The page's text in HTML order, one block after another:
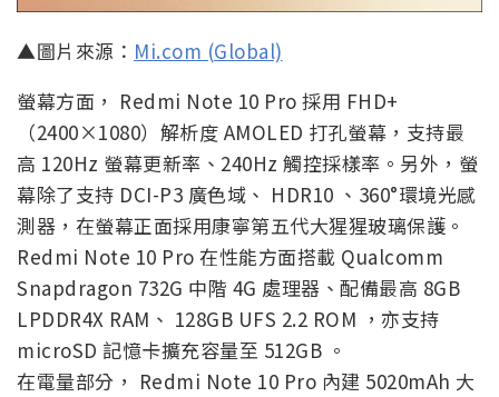
▲圖片來源： Mi.com (Global)
螢幕方面， Redmi Note 10 Pro 採用 FHD+
（2400×1080）解析度 AMOLED 打孔螢幕，支持最
高 120Hz 螢幕更新率、240Hz 觸控採樣率。另外，螢
幕除了支持 DCI-P3 廣色域、 HDR10 、360°環境光感
測器，在螢幕正面採用康寧第五代大猩猩玻璃保護。
Redmi Note 10 Pro 在性能方面搭載 Qualcomm
Snapdragon 732G 中階 4G 處理器、配備最高 8GB
LPDDR4X RAM、 128GB UFS 2.2 ROM ，亦支持
microSD 記憶卡擴充容量至 512GB 。
在電量部分， Redmi Note 10 Pro 內建 5020mAh 大